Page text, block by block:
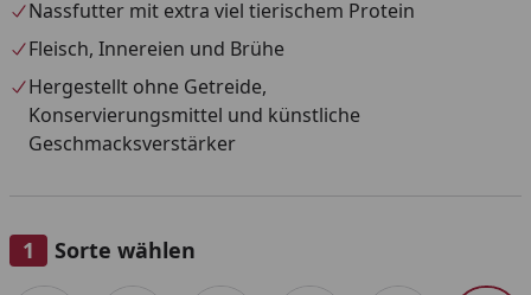
Nassfutter mit extra viel tierischem Protein
Fleisch, Innereien und Brühe
Hergestellt ohne Getreide,
Konservierungsmittel und künstliche
Geschmacksverstärker
Sorte wählen